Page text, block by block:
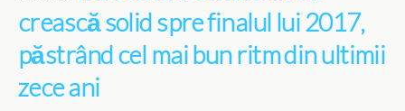
crească solid spre finalul lui 2017,
păstrând cel mai bun ritm din ultimii
zece ani